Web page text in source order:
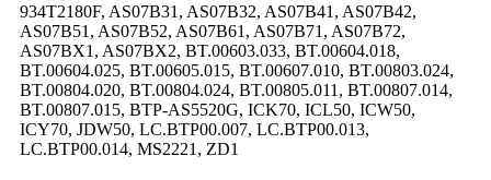
934T2180F, AS07B31, AS07B32, AS07B41, AS07B42,
AS07B51, AS07B52, AS07B61, AS07B71, AS07B72,
AS07BX1, AS07BX2, BT.00603.033, BT.00604.018,
BT.00604.025, BT.00605.015, BT.00607.010, BT.00803.024,
BT.00804.020, BT.00804.024, BT.00805.011, BT.00807.014,
BT.00807.015, BTP-AS5520G, ICK70, ICL50, ICW50,
ICY70, JDW50, LC.BTP00.007, LC.BTP00.013,
LC.BTP00.014, MS2221, ZD1